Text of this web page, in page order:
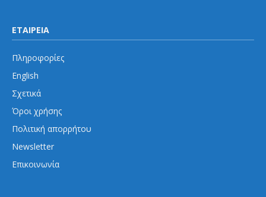
ΕΤΑΙΡΕΙΑ
Πληροφορίες
English
Σχετικά
Όροι χρήσης
Πολιτική απορρήτου
Newsletter
Επικοινωνία